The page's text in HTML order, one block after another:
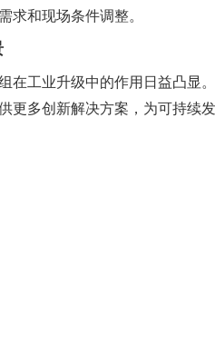
求和现场条件调整。
在工业升级中的作用日益凸
多创新解决方案，为可持续发